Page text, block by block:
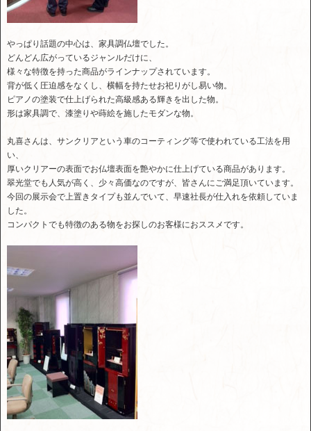
やっぱり話題の中心は、家具調仏壇でした。
どんどん広がっているジャンルだけに、
様々な特徴を持った商品がラインナップされています。
背が低く圧迫感をなくし、横幅を持たせお祀りがし易い物。
ピアノの塗装で仕上げられた高級感ある輝きを出した物。
形は家具調で、漆塗りや蒔絵を施したモダンな物。
丸喜さんは、サンクリアという車のコーティング等で使われている工法を用
い、
厚いクリアーの表面でお仏壇表面を艶やかに仕上げている商品があります。
翠光堂でも人気が高く、少々高価なのですが、皆さんにご満足頂いています。
今回の展示会で上置きタイプも並んでいて、早速社長が仕入れを依頼していま
した。
コンパクトでも特徴のある物をお探しのお客様におススメです。